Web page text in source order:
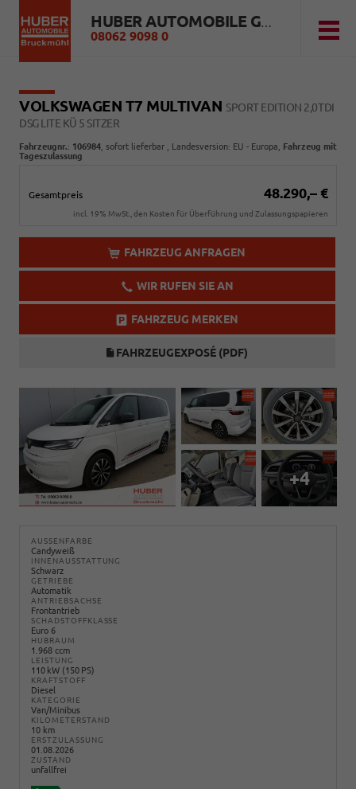
HUBER AUTOMOBILE GMBH
08062 9098 0
VOLKSWAGEN T7 MULTIVAN SPORT EDITION 2,0TDI
DSG LITE KÜ 5 SITZER
Fahrzeugnr.: 106984 sofort lieferbar , Landesversion: EU - Europa, Fahrzeug mit
Tageszulassung
Gesamtpreis 48.290,– €
incl. 19% MwSt., den Kosten für Überführung und Zulassungspapieren
FAHRZEUG ANFRAGEN
WIR RUFEN SIE AN
FAHRZEUG MERKEN
FAHRZEUGEXPOSÉ (PDF)
+4
AUSSENFARBE
Candyweiß
INNENAUSSTATTUNG
Schwarz
GETRIEBE
Automatik
ANTRIEBSACHSE
Frontantrieb
SCHADSTOFFKLASSE
Euro 6
HUBRAUM
1.968 ccm
LEISTUNG
110 kW (150 PS)
KRAFTSTOFF
Diesel
KATEGORIE
Van/Minibus
KILOMETERSTAND
10 km
ERSTZULASSUNG
01.08.2026
ZUSTAND
unfallfrei